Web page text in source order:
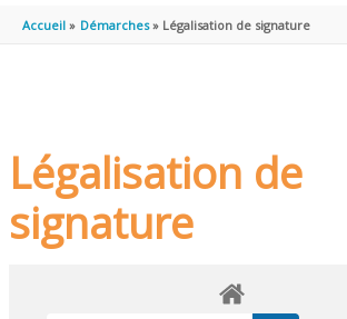
PRINCIPAL
Accueil Démarches Légalisation de signature
Légalisation de
signature